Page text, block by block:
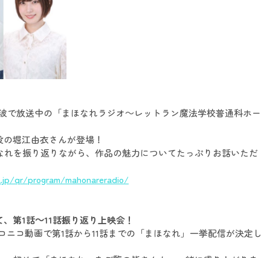
で放送中の「まほなれラジオ～レットラン魔法学校普通科ホー
堀江由衣さんが登場！
を振り返りながら、作品の魅力についてたっぷりお話いただ
qr/program/mahonareradio/
第1話～11話振り返り上映会！
ニコ動画で第1話から11話までの「まほなれ」一挙配信が決定し